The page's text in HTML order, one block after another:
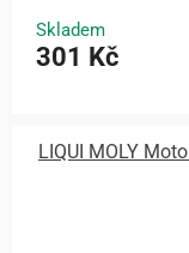
Skladem
301 Kč
LIQUI MOLY